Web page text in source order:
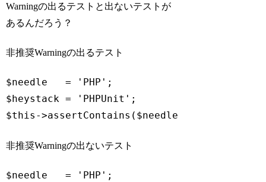
Warningの出るテストと出ないテストが
あるんだろう？
非推奨Warningの出るテスト
$needle   = 'PHP' ;
$heystack =
'PHPUnit'
$this ->assertContains($needle, $heystack);
非推奨Warningの出ないテスト
$needle   = 'PHP' ;